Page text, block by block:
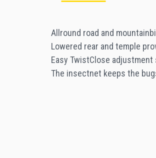
Allround road and
Lowered rear and temple
Easy TwistClose
The insectnet keeps the